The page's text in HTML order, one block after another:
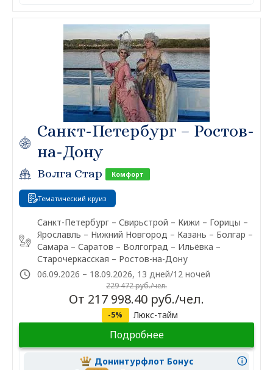
Санкт-Петербург – Ростов-
на-Дону
Волга Стар Комфорт
Тематический круиз
Санкт-Петербург – Свирьстрой – Кижи – Горицы –
Ярославль – Нижний Новгород – Казань – Болгар –
Самара – Саратов – Волгоград – Ильёвка –
Старочеркасская – Ростов-на-Дону
06.09.2026 – 18.09.2026, 13 дней/12 ночей
229 472 руб./чел.
От 217 998.40 руб./чел.
-5% Люкс-тайм
Подробнее
Донинтурфлот Бонус